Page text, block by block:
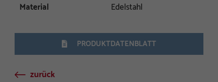
Material
Edelstahl
PRODUKTDATENBLATT
zurück